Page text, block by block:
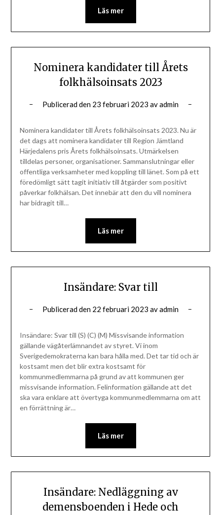
Läs mer
Nominera kandidater till Årets
folkhälsoinsats 2023
Publicerad den 23 februari 2023 avadmin
Nominera kandidater till Årets folkhälsoinsats 2023. Nu är
det dags att nominera kandidater till Region Jämtland
Härjedalens pris Årets folkhälsoinsats. Utmärkelsen
tilldelas personer, organisationer. Sammanslutningar eller
offentliga verksamheter med koppling till länet. Som på ett
föredömligt sätt tagit initiativ till åtgärder som positivt
påverkar folkhälsan. Det innebär att den du vill nominera
har bidragit till…
Läs mer
Insändare: Svar till
Publicerad den 22 februari 2023 avadmin
Insändare: Svar till (S) (C) (M) Missvisande information
gällande vägåterlämnandet av styret. Vi inom
Sverigedemokraterna kan bara hålla med. Det tar tid och är
kostsamt men det blir extra kostsamt för
kommunmedlemmarna på grund av att kommunen ger
missvisande information. Felinformation gällande att det
ska vara enklare att övertyga kommunmedlemmarna om att
en förrättning är…
Läs mer
Insändare: Nedläggning av
demensboenden i Hede och